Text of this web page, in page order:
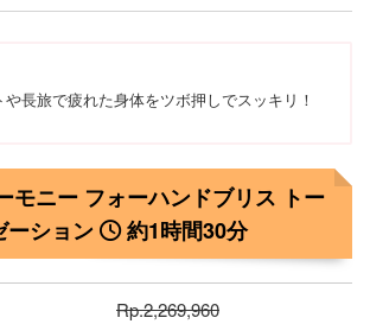
長旅で疲れた身体をツボ押しでスッキリ！
モニー フォーハンドブリス トー
ーション
約1時間30分
Rp.2,269,960